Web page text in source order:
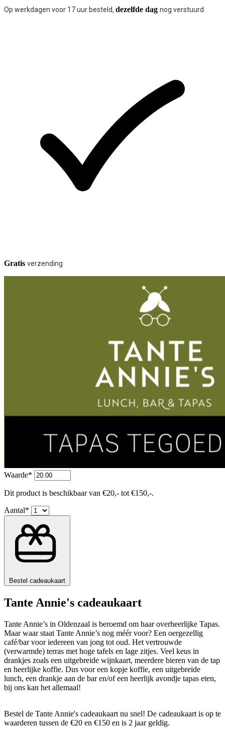
Op werkdagen voor 17 uur besteld, dezelfde dag nog verstuurd
Gratis verzending
Waarde*
Dit product is beschikbaar van €20,- tot €150,-.
Aantal*
Bestel cadeaukaart
Tante Annie's cadeaukaart
Tante Annie’s in Oldenzaal is beroemd om haar overheerlijke Tapas.
Maar waar staat Tante Annie’s nog méér voor? Een oergezellig
café/bar voor iedereen van jong tot oud. Het vertrouwde
(verwarmde) terras met hoge tafels en lage zitjes. Veel keus in
drankjes zoals een uitgebreide wijnkaart, meerdere bieren van de tap
en heerlijke koffie. Dus voor een kopje koffie, een uitgebreide
lunch, een drankje aan de bar en/of een heerlijk avondje tapas eten,
bij ons kan het allemaal!
Bestel de Tante Annie's cadeaukaart nu snel! De cadeaukaart is op te
waarderen tussen de €20 en €150 en is 2 jaar geldig.